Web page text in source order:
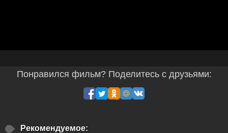
Понравился фильм? Поделитесь с друзьями:
Рекомендуемое: